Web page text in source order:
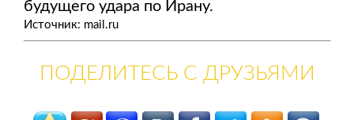
будущего удара по Ирану.
Источник: mail.ru
ПОДЕЛИТЕСЬ С ДРУЗЬЯМИ